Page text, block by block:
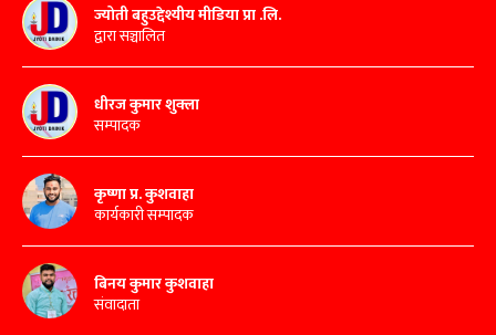
ज्योती बहुउद्देश्यीय मीडिया प्रा .लि.
द्वारा सञ्चालित
धीरज कुमार शुक्ला
सम्पादक
कृष्णा प्र. कुशवाहा
कार्यकारी सम्पादक
बिनय कुमार कुशवाहा
संवादाता